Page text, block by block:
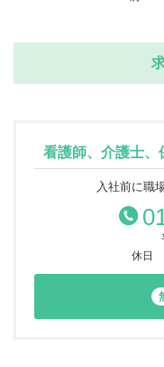
看護師、介護士、
入社前に職
休日